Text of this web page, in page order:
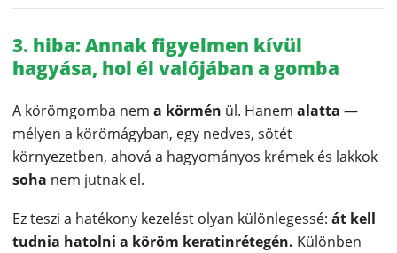
3. hiba: Annak figyelmen kívül
hagyása, hol él valójában a gomba
A körömgomba nem a körmén ül. Hanem alatta —
mélyen a körömágyban, egy nedves, sötét
környezetben, ahová a hagyományos krémek és lakkok
soha nem jutnak el.
Ez teszi a hatékony kezelést olyan különlegessé: át kell
tudnia hatolni a köröm keratinrétegén. Különben